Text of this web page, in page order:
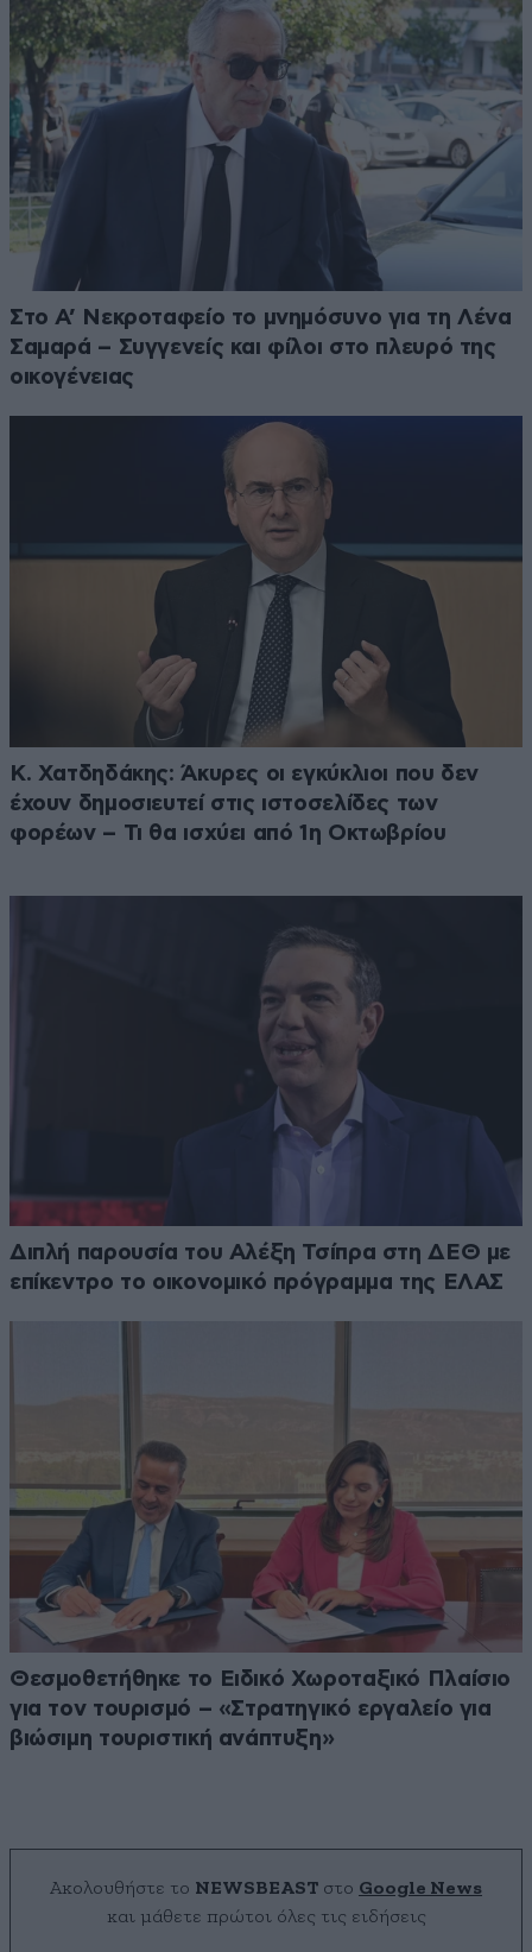
Στο Α’ Νεκροταφείο το μνημόσυνο για τη Λένα
Σαμαρά – Συγγενείς και φίλοι στο πλευρό της
οικογένειας
Κ. Χατδηδάκης: Άκυρες οι εγκύκλιοι που δεν
έχουν δημοσιευτεί στις ιστοσελίδες των
φορέων – Τι θα ισχύει από 1η Οκτωβρίου
Διπλή παρουσία του Αλέξη Τσίπρα στη ΔΕΘ με
επίκεντρο το οικονομικό πρόγραμμα της ΕΛΑΣ
Θεσμοθετήθηκε το Ειδικό Χωροταξικό Πλαίσιο
για τον τουρισμό – «Στρατηγικό εργαλείο για
βιώσιμη τουριστική ανάπτυξη»
Ακολουθήστε το NEWSBEAST στο Google News
και μάθετε πρώτοι όλες τις ειδήσεις